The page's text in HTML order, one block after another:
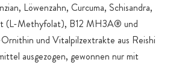
Löwenzahn, Curcuma, Schisandra,
(L-Methyfolat), B12 MH3A® und
und Vitalpilzextrakte aus Reishi
ausgezogen, gewonnen nur mit